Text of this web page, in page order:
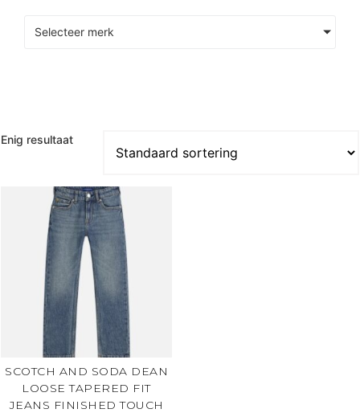
Selecteer merk
Enig resultaat
SCOTCH AND SODA DEAN
LOOSE TAPERED FIT
JEANS FINISHED TOUCH